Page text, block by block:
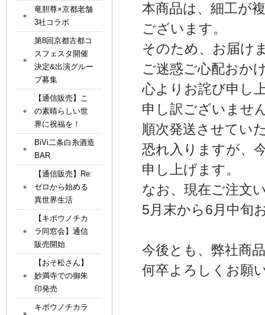
本商品は、細工が
ございます。
そのため、お届け
ご迷惑ご心配おか
心よりお詫び申し
申し訳ございませ
順次発送させてい
恐れ入りますが、
申し上げます。
なお、現在ご注文
5月末から6月中旬
今後とも、弊社商
何卒よろしくお願
竜胆尊×京都老舗
3社コラボ
第8回京都古都コ
スフェスタ開催
決定&出演グルー
プ募集
【通信販売】こ
の素晴らしい世
界に祝福を！
BiVi二条白糸酒造
BAR
【通信販売】Re:
ゼロから始める
異世界生活
【キボウノチカ
ラ同窓会】通信
販売開始
【おそ松さん】
妙満寺での御朱
印発売
キボウノチカラ